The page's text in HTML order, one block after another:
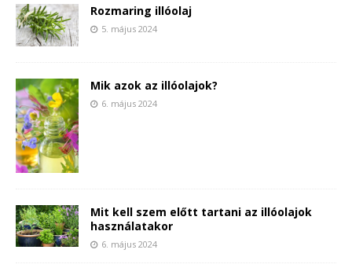
Rozmaring illóolaj
5. május 2024
Mik azok az illóolajok?
6. május 2024
Mit kell szem előtt tartani az illóolajok
használatakor
6. május 2024